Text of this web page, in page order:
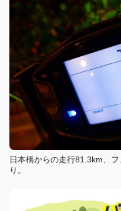
日本橋からの走行81.3km、
り。